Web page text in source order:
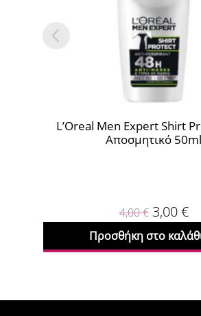
L’Oreal Men Expert Shirt Protect
Αποσμητικό 50ml
3,00€
Προσθήκη στο καλάθι